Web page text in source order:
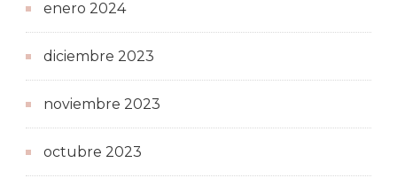
enero 2024
diciembre 2023
noviembre 2023
octubre 2023